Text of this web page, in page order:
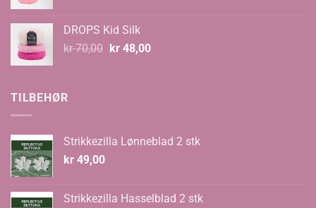
kr 67,00.
DROPS Kid Silk
kr70,00 Opprinnelig
kr48,00Nåværende
TILBEHØR
Strikkezilla Lønneblad 2 stk
kr 49,00
Strikkezilla Hasselblad 2 stk